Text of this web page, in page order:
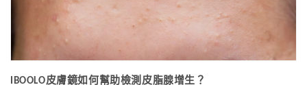
IBOOLO皮膚鏡如何 幫助檢測皮脂腺增生？